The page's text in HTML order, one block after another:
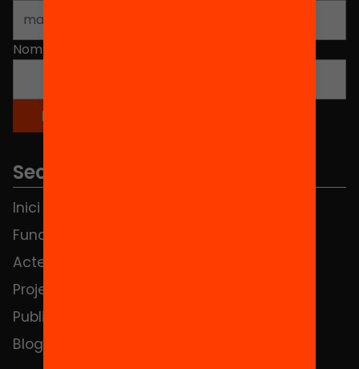
Nom
Seccions
Inici
Fundació
Actes
Projectes
Publicacions i vídeos
Blog